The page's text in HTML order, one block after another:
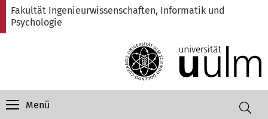
Direkt
Direkt
Direkt
(Sprache,
Drucken,
Social
Media)
Direkt
Direkt
Fakultät Ingenieurwissenschaften, Informatik und
Psychologie
Menü